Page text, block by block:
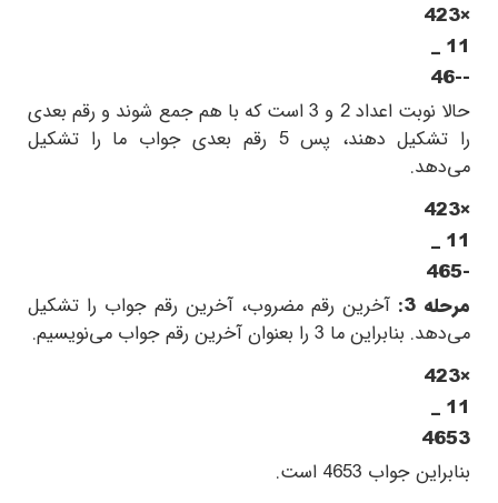
423×
11
_
46--
حالا نوبت اعداد2 و 3 است که با هم جمع شوند و رقم بعدی
را تشکیل دهند، پس5 رقم بعدی جواب ما را تشکیل
می‌دهد.
423×
11
_
465-
مرحله 3:
آخرین رقم مضروب، آخرین رقم جواب را تشکیل
می‌دهد. بنابراین ما 3 را بعنوان آخرین رقم جواب می‌نویسیم.
423×
11
_
4653
بنابراین جواب 4653 است.